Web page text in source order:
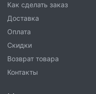
Как сделать заказ
Доставка
Оплата
Скидки
Возврат товара
Контакты